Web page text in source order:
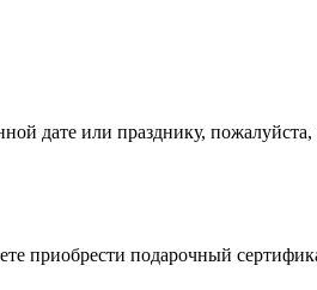
дате или празднику,
приобрести подарочный